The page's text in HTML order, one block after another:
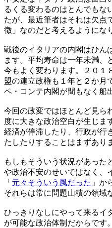
るくる変わるのはとんでもな
たが、最近筆者はそれは欠点
徴」なのだと考えるようにな
戦後のイタリアの内閣はひん
ます。平均寿命は一年未満、
今もよく変わります。２０１
盟の連立政権も１年と２か月
ペ・コンテ内閣が間もなく船
今回の政変ではほとんど見ら
度に大きな政治空白が生じま
経済が停滞したり、行政が行
たしたりすることはまずあり
もしもそういう状況があった
や政治不安のせいではなく、
「 元々そういう風だった 」か
それらは常に問題山積の領域
ひっきりなしにやって来るイ
が可能な政治体制だからです